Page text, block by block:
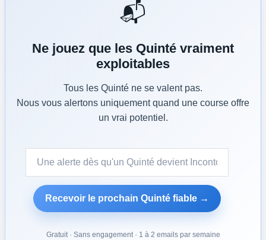
📬
Ne jouez que les Quinté vraiment
exploitables
Tous les Quinté ne se valent pas.
Nous vous alertons uniquement quand une course offre
un vrai potentiel.
Turnstile*
Recevoir le prochain Quinté fiable →
Gratuit · Sans engagement · 1 à 2 emails par semaine